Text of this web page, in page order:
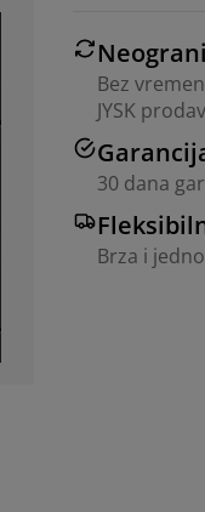
Bez
JYSK
30 dana
Brza i